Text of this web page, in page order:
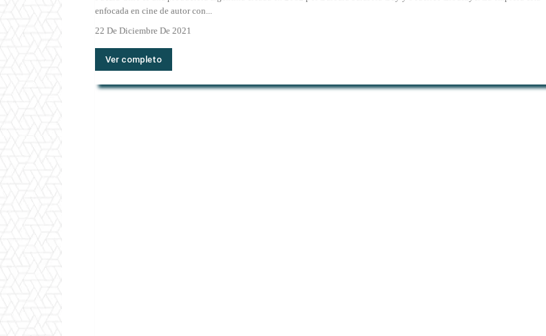
enfocada en cine de autor con...
22 De Diciembre De 2021
Ver completo